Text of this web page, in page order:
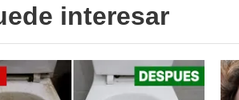
interesar